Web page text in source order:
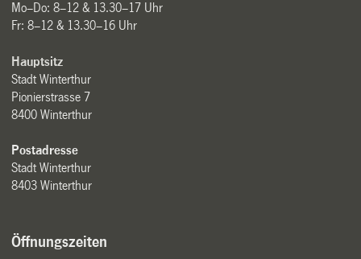
Mo–Do: 8–12 & 13.30–17 Uhr
Fr: 8–12 & 13.30–16 Uhr
Hauptsitz
Stadt Winterthur
Pionierstrasse 7
8400 Winterthur
Postadresse
Stadt Winterthur
8403 Winterthur
Öffnungszeiten